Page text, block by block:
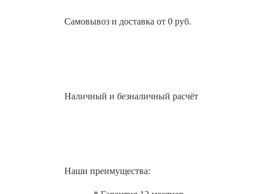
Самовывоз и доставка от 0 руб.
Наличный и безналичный расчёт
Наши преимущества: